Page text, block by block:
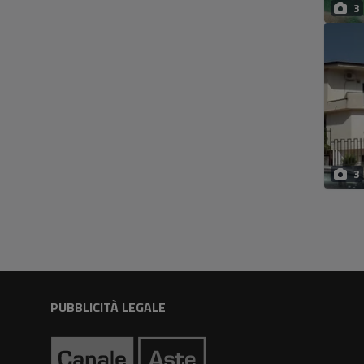
3
3
PUBBLICITÀ LEGALE